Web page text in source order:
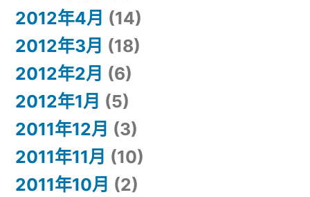
2012年4月 (14)
2012年3月 (18)
2012年2月 (6)
2012年1月 (5)
2011年12月 (3)
2011年11月 (10)
2011年10月 (2)